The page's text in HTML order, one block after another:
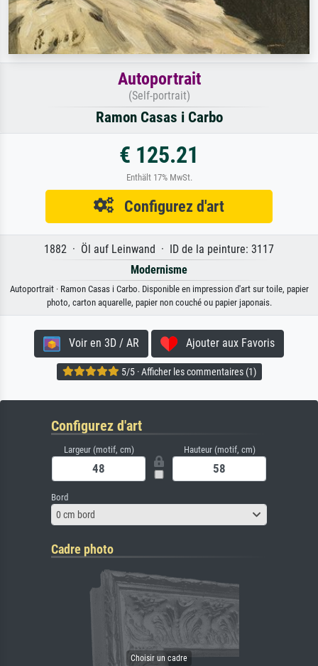
Autoportrait
(Self-portrait)
Ramon Casas i Carbo
€ 125.21
Enthält 17% MwSt.
Configurez d'art
1882 · Öl auf Leinwand · ID de la peinture: 3117
Modernisme
Autoportrait · Ramon Casas i Carbo. Disponible en impression d'art sur toile, papier
photo, carton aquarelle, papier non couché ou papier japonais.
Voir en 3D / AR Ajouter aux Favoris
5/5 · Afficher les commentaires (1)
Configurez d'art
Largeur (motif, cm) Hauteur (motif, cm)
Bord
0 cm bord
Cadre photo